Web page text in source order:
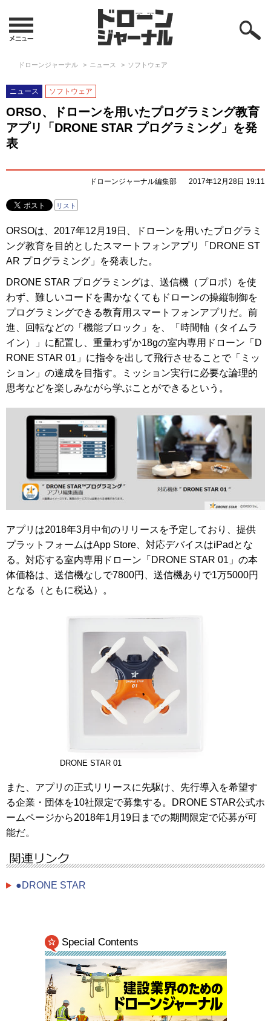
ドローンジャーナル ニュース ソフトウェア
ニュース ソフトウェア
ORSO、ドローンを用いたプログラミング教育
アプリ「DRONE STAR プログラミング」を発
表
ドローンジャーナル編集部 2017年12月28日 19:11
リスト
ORSOは、2017年12月19日、ドローンを用いたプログラミ
ング教育を目的としたスマートフォンアプリ「DRONE ST
AR プログラミング」を発表した。
DRONE STAR プログラミングは、送信機（プロポ）を使
わず、難しいコードを書かなくてもドローンの操縦制御を
プログラミングできる教育用スマートフォンアプリだ。前
進、回転などの「機能ブロック」を、「時間軸（タイムラ
イン）」に配置し、重量わずか18gの室内専用ドローン「D
RONE STAR 01」に指令を出して飛行させることで「ミッ
ション」の達成を目指す。ミッション実行に必要な論理的
思考などを楽しみながら学ぶことができるという。
アプリは2018年3月中旬のリリースを予定しており、提供
プラットフォームはApp Store、対応デバイスはiPadとな
る。対応する室内専用ドローン「DRONE STAR 01」の本
体価格は、送信機なしで7800円、送信機ありで1万5000円
となる（ともに税込）。
DRONE STAR 01
また、アプリの正式リリースに先駆け、先行導入を希望す
る企業・団体を10社限定で募集する。DRONE STAR公式ホ
ームページから2018年1月19日までの期間限定で応募が可
能だ。
●DRONE STAR
Special Contents